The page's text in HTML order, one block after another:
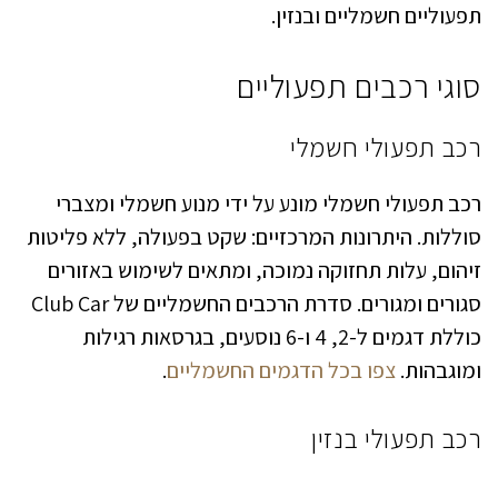
תפעוליים חשמליים ובנזין.
סוגי רכבים תפעוליים
רכב תפעולי חשמלי
רכב תפעולי חשמלי מונע על ידי מנוע חשמלי ומצברי
סוללות. היתרונות המרכזיים: שקט בפעולה, ללא פליטות
זיהום, עלות תחזוקה נמוכה, ומתאים לשימוש באזורים
סגורים ומגורים. סדרת הרכבים החשמליים של Club Car
כוללת דגמים ל-2, 4 ו-6 נוסעים, בגרסאות רגילות
ומוגבהות.צפו בכל הדגמים החשמליים.
רכב תפעולי בנזין